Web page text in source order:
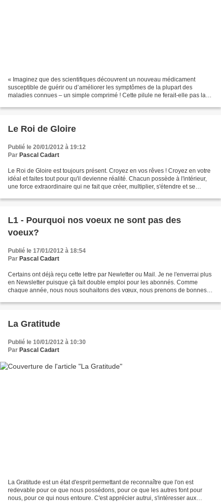
« Imaginez que des scientifiques découvrent un nouveau médicament
susceptible de guérir ou d’améliorer les symptômes de la plupart des
maladies connues – un simple comprimé ! Cette pilule ne ferait-elle pas la
Le Roi de Gloire
Publié le 20/01/2012 à 19:12
Par Pascal Cadart
Le Roi de Gloire est toujours présent. Croyez en vos rêves ! Croyez en votre
idéal et faites tout pour qu'il devienne réalité. Chacun possède à l'intérieur,
une force extraordinaire qui ne fait que créer, multiplier, s'étendre et se
L1 - Pourquoi nos voeux ne sont pas des
voeux?
Publié le 17/01/2012 à 18:54
Par Pascal Cadart
Certains ont déjà reçu cette lettre par Newletter ou Mail. Je ne l'enverrai plus
en Newsletter puisque çà fait double emploi pour les abonnés. Comme
chaque année, nous nous souhaitons des vœux, nous prenons de bonnes
La Gratitude
Publié le 10/01/2012 à 10:30
Par Pascal Cadart
La Gratitude est un état d'esprit permettant de reconnaître que l'on est
redevable pour ce que nous possédons, pour ce que les autres font pour
nous, pour ce qui nous entoure. C'est apprécier autrui, s'intéresser aux